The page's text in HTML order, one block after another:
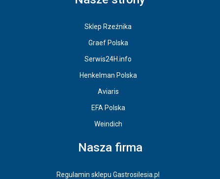
Sklep Rzeźnika
Graef Polska
Serwis24H.info
Henkelman Polska
Aviaris
EFA Polska
Weindich
Nasza firma
Regulamin sklepu Gastrosilesia.pl